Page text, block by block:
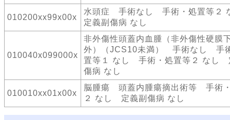
010200xx99x00x
水頭症 手術なし 手術・処置等
定義副傷病 なし
010040x099000x
非外傷性頭蓋内血腫（非外傷性硬膜
外）（JCS10未満） 手術なし 手
置等１ なし 手術・処置等２ なし
傷病 なし
010010xx01x00x
脳腫瘍 頭蓋内腫瘍摘出術等 手術
２ なし 定義副傷病 なし